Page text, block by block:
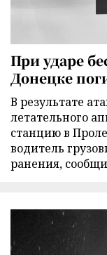
При ударе
Донецке
В результате
летательного
станцию в
водитель
ранения,